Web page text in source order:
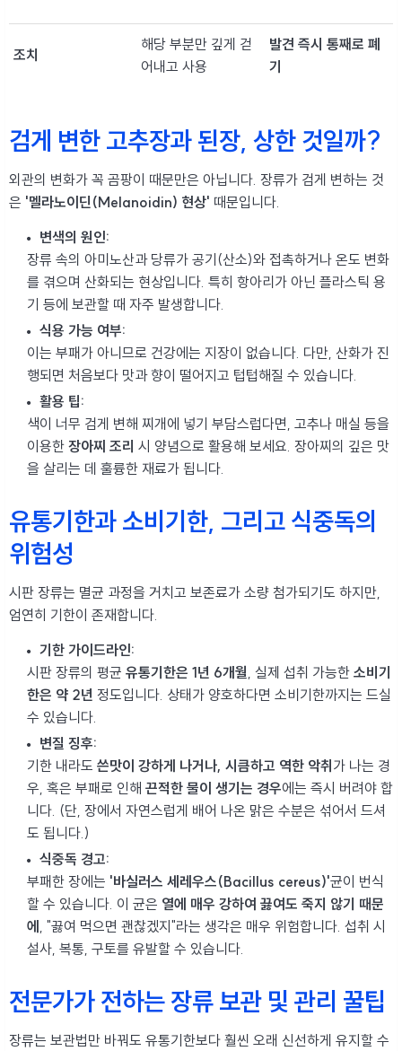
조치
해당 부분만 깊게 걷
어내고 사용
발견 즉시 통째로 폐
기
검게 변한 고추장과 된장, 상한 것일까?
외관의 변화가 꼭 곰팡이 때문만은 아닙니다. 장류가 검게 변하는 것
은 '멜라노이딘(Melanoidin) 현상' 때문입니다.
변색의 원인:
장류 속의 아미노산과 당류가 공기(산소)와 접촉하거나 온도 변화
를 겪으며 산화되는 현상입니다. 특히 항아리가 아닌 플라스틱 용
기 등에 보관할 때 자주 발생합니다.
식용 가능 여부:
이는 부패가 아니므로 건강에는 지장이 없습니다. 다만, 산화가 진
행되면 처음보다 맛과 향이 떨어지고 텁텁해질 수 있습니다.
활용 팁:
색이 너무 검게 변해 찌개에 넣기 부담스럽다면, 고추나 매실 등을
이용한 장아찌 조리 시 양념으로 활용해 보세요. 장아찌의 깊은 맛
을 살리는 데 훌륭한 재료가 됩니다.
유통기한과 소비기한, 그리고 식중독의
위험성
시판 장류는 멸균 과정을 거치고 보존료가 소량 첨가되기도 하지만,
엄연히 기한이 존재합니다.
기한 가이드라인:
시판 장류의 평균 유통기한은 1년 6개월, 실제 섭취 가능한 소비기
한은 약 2년 정도입니다. 상태가 양호하다면 소비기한까지는 드실
수 있습니다.
변질 징후:
기한 내라도 쓴맛이 강하게 나거나, 시큼하고 역한 악취 가 나는 경
우, 혹은 부패로 인해 끈적한 물이 생기는 경우에는 즉시 버려야 합
니다. (단, 장에서 자연스럽게 배어 나온 맑은 수분은 섞어서 드셔
도 됩니다.)
식중독 경고:
부패한 장에는 '바실러스 세레우스(Bacillus cereus)'균이 번식
할 수 있습니다. 이 균은 열에 매우 강하여 끓여도 죽지 않기 때문
에 , "끓여 먹으면 괜찮겠지"라는 생각은 매우 위험합니다. 섭취 시
설사, 복통, 구토를 유발할 수 있습니다.
전문가가 전하는 장류 보관 및 관리 꿀팁
장류는 보관법만 바꿔도 유통기한보다 훨씬 오래 신선하게 유지할 수